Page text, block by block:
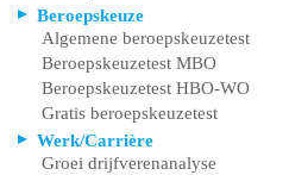
Beroepskeuze
Algemene beroepskeuzetest
Beroepskeuzetest MBO
Beroepskeuzetest HBO-WO
Gratis beroepskeuzetest
Werk/Carrière
Groei drijfverenanalyse